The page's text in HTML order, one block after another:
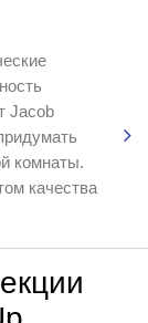
Jacob
комнаты.
качества